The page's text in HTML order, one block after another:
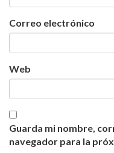
Correo electrónico
Web
Guarda mi nombre,
navegador para la